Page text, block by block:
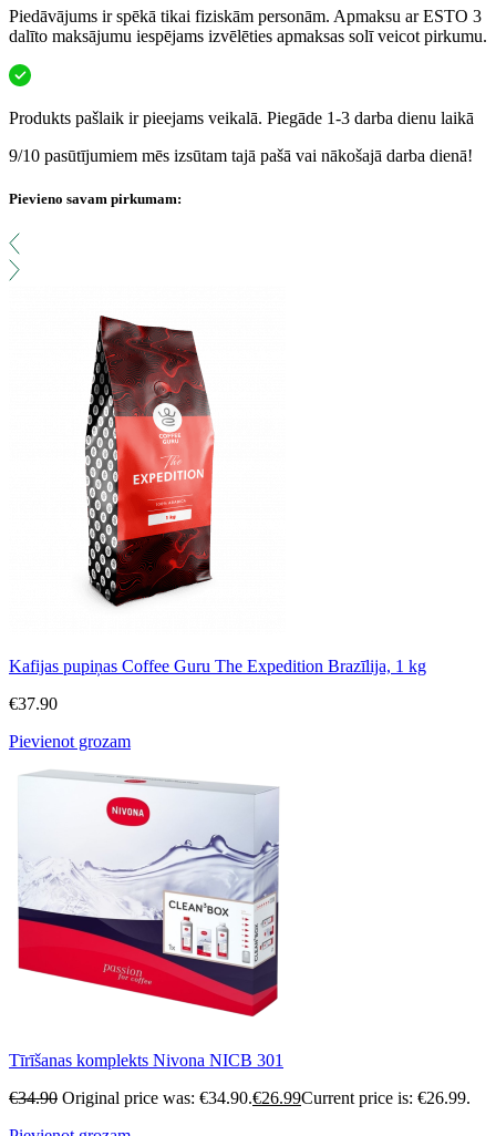
Piedāvājums ir spēkā tikai fiziskām personām. Apmaksu ar ESTO 3
dalīto maksājumu iespējams izvēlēties apmaksas solī veicot pirkumu.
Produkts pašlaik ir pieejams veikalā. Piegāde 1-3 darba dienu laikā
9/10 pasūtījumiem mēs izsūtam tajā pašā vai nākošajā darba dienā!
Pievieno savam pirkumam:
Kafijas pupiņas Coffee Guru The Expedition Brazīlija, 1 kg
€37.90
Pievienot grozam
Tīrīšanas komplekts Nivona NICB 301
€34.90 Original price was: €34.90.€26.99Current price is: €26.99.